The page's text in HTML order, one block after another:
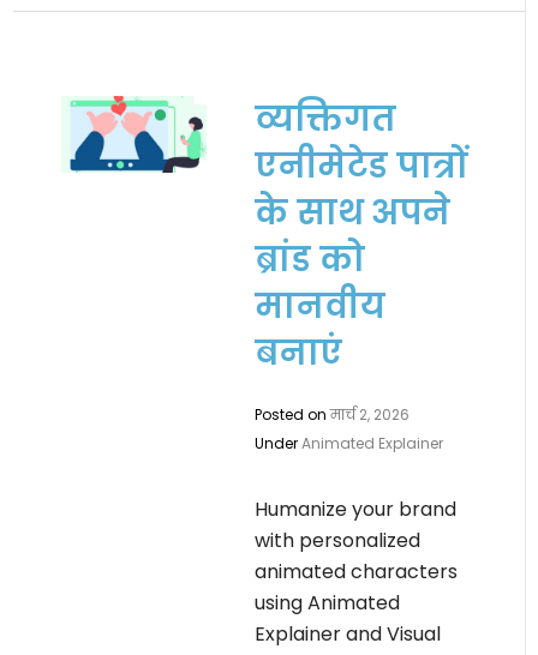
व्यक्तिगत
एनीमेटेड पात्रों
के साथ अपने
ब्रांड को
मानवीय
बनाएं
Posted onमार्च 2, 2026
UnderAnimated Explainer
Humanize your brand
with personalized
animated characters
using Animated
Explainer and Visual